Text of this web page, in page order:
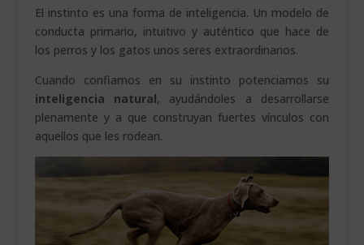
El instinto es una forma de inteligencia. Un modelo de
conducta primario, intuitivo y auténtico que hace de
los perros y los gatos unos seres extraordinarios.
Cuando confiamos en su instinto potenciamos su
inteligencia natural, ayudándoles a desarrollarse
plenamente y a que construyan fuertes vínculos con
aquellos que les rodean.